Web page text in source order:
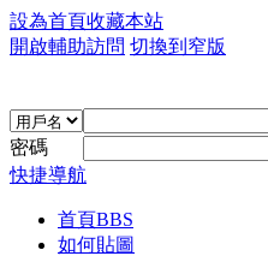
設為首頁收藏本站
開啟輔助訪問 切換到窄版
密碼
快捷導航
首頁BBS
如何貼圖